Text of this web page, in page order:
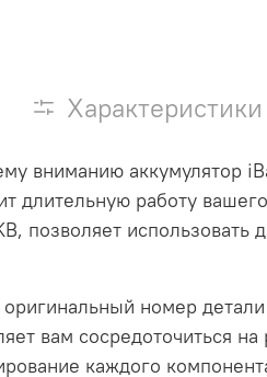
Характеристики
вниманию аккумулятор
длительную работу
позволяет
номер
вам сосредоточиться
каждого